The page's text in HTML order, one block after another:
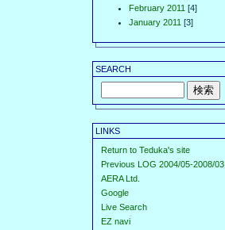
February 2011 [4]
January 2011 [3]
SEARCH
LINKS
Return to Teduka's site
Previous LOG 2004/05-2008/03
AERA Ltd.
Google
Live Search
EZ navi